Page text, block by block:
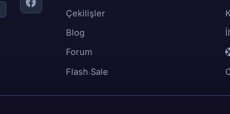
Çekilişler
Blog
Forum
Flash Sale